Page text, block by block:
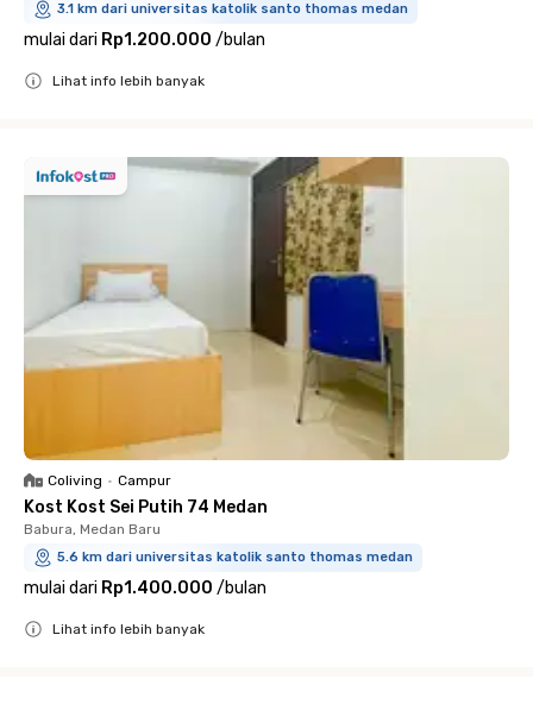
3.1 km dari universitas katolik santo thomas medan
mulai dari Rp1.200.000 /bulan
Lihat info lebih banyak
Coliving • Campur
Kost Kost Sei Putih 74 Medan
Babura, Medan Baru
5.6 km dari universitas katolik santo thomas medan
mulai dari Rp1.400.000 /bulan
Lihat info lebih banyak